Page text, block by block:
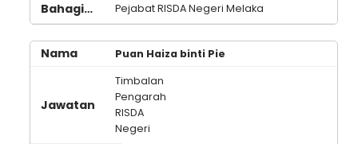
Pejabat RISDA Negeri Melaka
Puan Haiza binti Pie
Timbalan
Pengarah
RISDA
Negeri